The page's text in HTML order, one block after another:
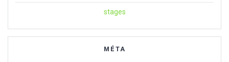
stages
MÉTA